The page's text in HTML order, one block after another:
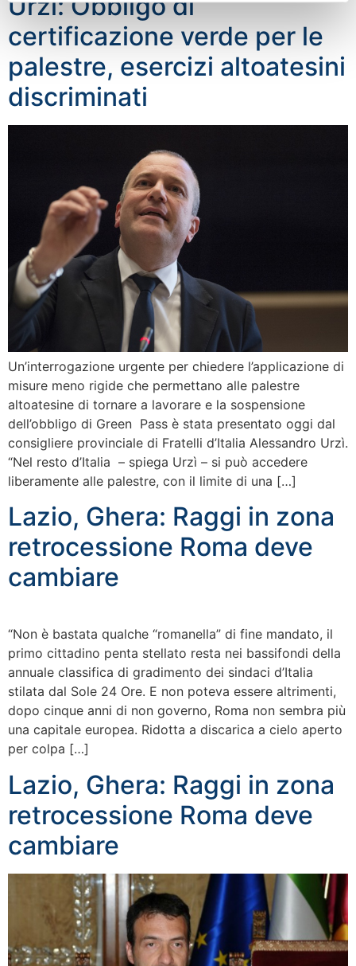
Urzì: Obbligo di
certificazione verde per le
palestre, esercizi altoatesini
discriminati
Un’interrogazione urgente per chiedere l’applicazione di
misure meno rigide che permettano alle palestre
altoatesine di tornare a lavorare e la sospensione
dell’obbligo di Green Pass è stata presentato oggi dal
consigliere provinciale di Fratelli d’Italia Alessandro Urzì.
“Nel resto d’Italia – spiega Urzì – si può accedere
liberamente alle palestre, con il limite di una […]
Lazio, Ghera: Raggi in zona
retrocessione Roma deve
cambiare
“Non è bastata qualche “romanella” di fine mandato, il
primo cittadino penta stellato resta nei bassifondi della
annuale classifica di gradimento dei sindaci d’Italia
stilata dal Sole 24 Ore. E non poteva essere altrimenti,
dopo cinque anni di non governo, Roma non sembra più
una capitale europea. Ridotta a discarica a cielo aperto
per colpa […]
Lazio, Ghera: Raggi in zona
retrocessione Roma deve
cambiare